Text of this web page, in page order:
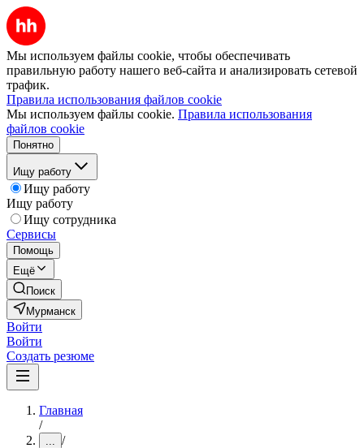
Мы используем файлы cookie, чтобы обеспечивать
правильную работу нашего веб-сайта и анализировать сетевой
трафик.
Правила использования файлов cookie
Мы используем файлы cookie. Правила использования
файлов cookie
Понятно
Ищу работу
Ищу работу
Ищу работу
Ищу сотрудника
Сервисы
Помощь
Ещё
Поиск
Мурманск
Войти
Войти
Создать резюме
Главная
/
... /